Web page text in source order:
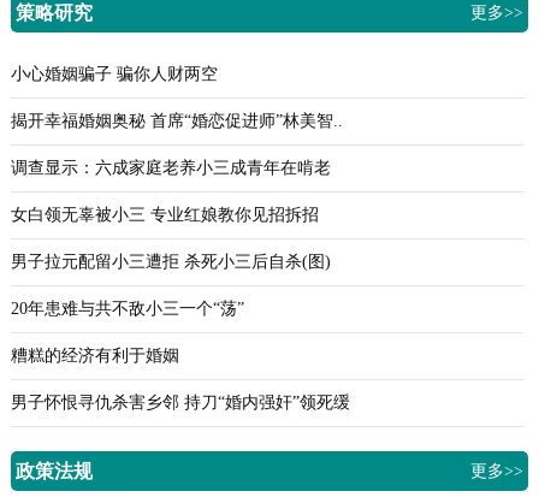
策略研究 更多>>
小心婚姻骗子 骗你人财两空
揭开幸福婚姻奥秘 首席“婚恋促进师”林美智..
调查显示：六成家庭老养小三成青年在啃老
女白领无辜被小三 专业红娘教你见招拆招
男子拉元配留小三遭拒 杀死小三后自杀(图)
20年患难与共不敌小三一个“荡”
糟糕的经济有利于婚姻
男子怀恨寻仇杀害乡邻 持刀“婚内强奸”领死缓
政策法规 更多>>